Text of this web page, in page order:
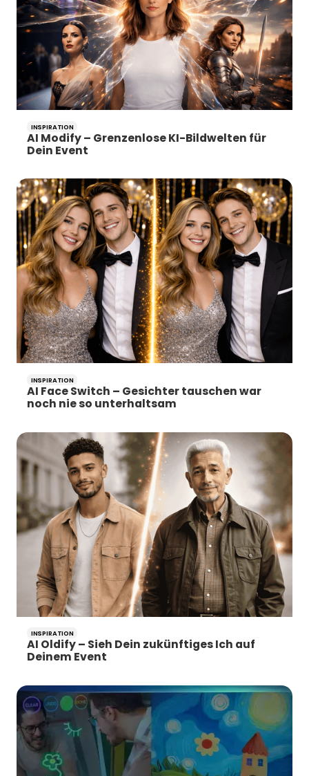
INSPIRATION
AI Modify – Grenzenlose KI-Bildwelten für
Dein Event
INSPIRATION
AI Face Switch – Gesichter tauschen war
noch nie so unterhaltsam
INSPIRATION
AI Oldify – Sieh Dein zukünftiges Ich auf
Deinem Event